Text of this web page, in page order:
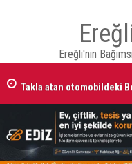
Ereğli'nin
Takla atan otomobildeki